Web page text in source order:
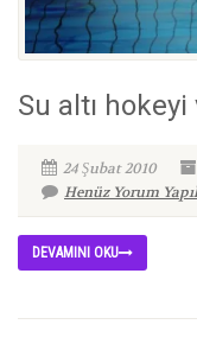
Su altı
24 Şubat 2010
Henüz Yorum
DEVAMINI OKU